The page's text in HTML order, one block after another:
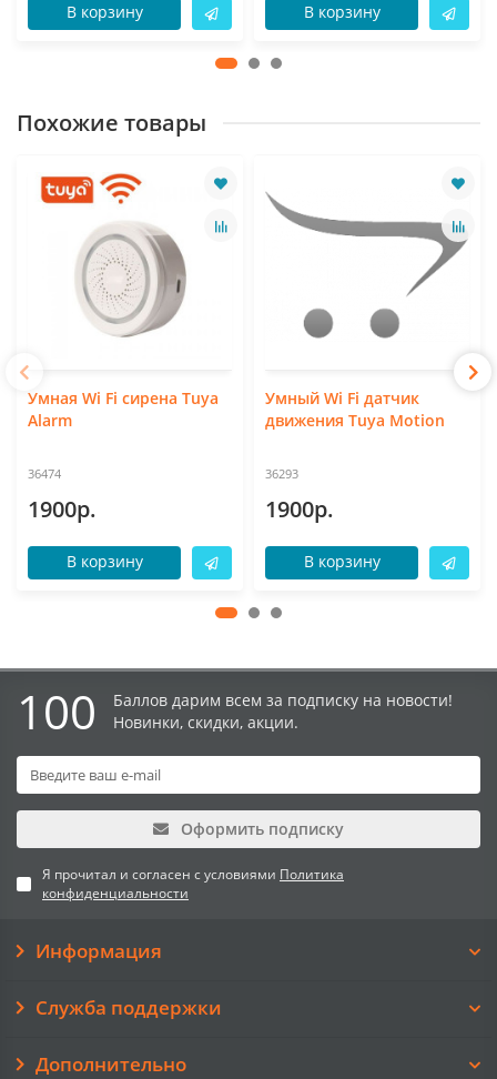
В корзину В корзину
Похожие товары
Умная Wi Fi сирена Tuya
Alarm
36474
1900р.
В корзину
Умный Wi Fi датчик
движения Tuya Motion
36293
1900р.
В корзину
100
Баллов дарим всем за подписку на новости!
Новинки, скидки, акции.
Оформить подписку
Я прочитал и согласен с условиями Политика
конфиденциальности
Информация
Служба поддержки
Дополнительно